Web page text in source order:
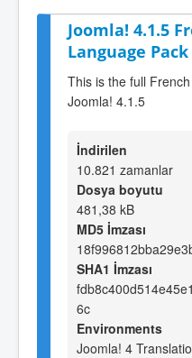
Joomla! 4.1.5
Language Pack
This is the full
Joomla! 4.1.5
İndirilen
10.821 zamanlar
Dosya boyutu
481,38 kB
MD5 İmzası
SHA1 İmzası
6c
Environments
Joomla! 4